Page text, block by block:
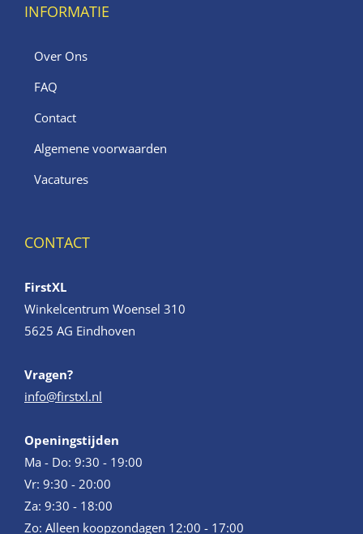
INFORMATIE
Over Ons
FAQ
Contact
Algemene voorwaarden
Vacatures
CONTACT
FirstXL
Winkelcentrum Woensel 310
5625 AG Eindhoven
Vragen?
info@firstxl.nl
Openingstijden
Ma - Do: 9:30 - 19:00
Vr: 9:30 - 20:00
Za: 9:30 - 18:00
Zo: Alleen koopzondagen 12:00 - 17:00